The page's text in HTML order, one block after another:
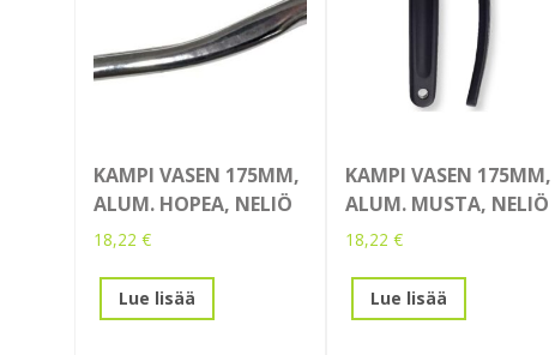
KAMPI VASEN 175MM,
ALUM. HOPEA, NELIÖ
18,22 €
Lue lisää
KAMPI VASEN 175MM,
ALUM. MUSTA, NELIÖ
18,22 €
Lue lisää